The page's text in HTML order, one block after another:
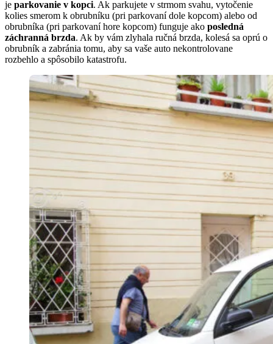
je parkovanie v kopci. Ak parkujete v strmom svahu, vytočenie
kolies smerom k obrubníku (pri parkovaní dole kopcom) alebo od
obrubníka (pri parkovaní hore kopcom) funguje ako posledná
záchranná brzda. Ak by vám zlyhala ručná brzda, kolesá sa oprú o
obrubník a zabránia tomu, aby sa vaše auto nekontrolovane
rozbehlo a spôsobilo katastrofu.